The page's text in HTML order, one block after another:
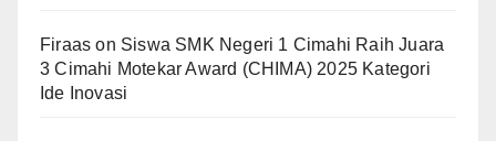
Firaas on Siswa SMK Negeri 1 Cimahi Raih Juara
3 Cimahi Motekar Award (CHIMA) 2025 Kategori
Ide Inovasi